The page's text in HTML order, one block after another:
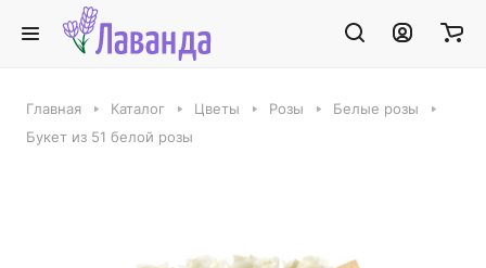
Главная Каталог Цветы Розы
Белые розы
Букет из 51 белой розы